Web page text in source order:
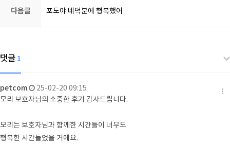
다음글 포도야 네덕분에 행복했어
댓글 1
petcom
25-02-20 09:15
모리 보호자님의 소중한 후기 감사드립니다.
모리는 보호자님과 함께한 시간들이 너무도
행복한 시간들었을 거에요.